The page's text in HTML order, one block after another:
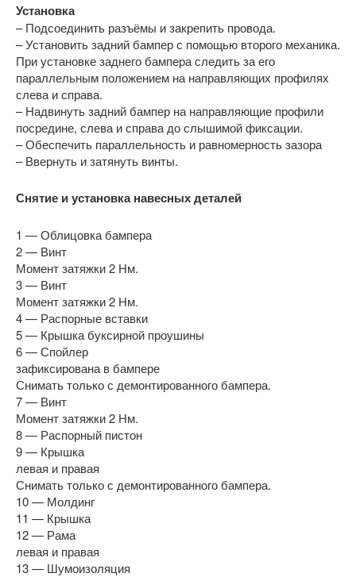
Установка
– Подсоединить разъёмы и закрепить провода.
– Установить задний бампер с помощью второго механика.
При установке заднего бампера следить за его
параллельным положением на направляющих профилях
слева и справа.
– Надвинуть задний бампер на направляющие профили
посредине, слева и справа до слышимой фиксации.
– Обеспечить параллельность и равномерность зазора
– Ввернуть и затянуть винты.
Снятие и установка навесных деталей
1 — Облицовка бампера
2 — Винт
Момент затяжки 2 Нм.
3 — Винт
Момент затяжки 2 Нм.
4 — Распорные вставки
5 — Крышка буксирной проушины
6 — Спойлер
зафиксирована в бампере
Снимать только с демонтированного бампера.
7 — Винт
Момент затяжки 2 Нм.
8 — Распорный пистон
9 — Крышка
левая и правая
Снимать только с демонтированного бампера.
10 — Молдинг
11 — Крышка
12 — Рама
левая и правая
13 — Шумоизоляция